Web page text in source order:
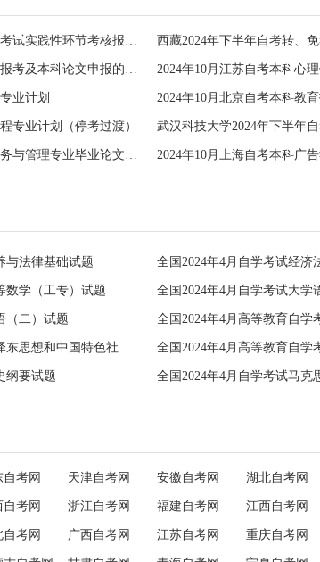
2024年下半年河南财经政法大学自学考试实践性环节考核报名通知 西藏2024年下半年自考转、
2024年下半年江西师范大学自考实践报考及本科论文申报的通知 2024年10月江苏自考本科心
业计划 2024年10月北京自考本科教
专业计划（停考过渡）
佳木斯大学2024年下半年自考健康服务与管理专业毕业论文工作的通知 2024年10月上海自考本科广
与法律基础试题
数学（工专）试题 全国2024年4月自学考试大学
（二）试题 全国2024年4月高等教育自学
全国2024年4月高等教育自学考试毛泽东思想和中国特色社会主义理论体系概论试题 全国2024年4月高等教育自学
纲要试题 全国2024年4月自学考试马克
自考网 天津自考网 安徽自考网 湖北自考网
自考网 浙江自考网 福建自考网 江西自考网
自考网 广西自考网 江苏自考网 重庆自考网